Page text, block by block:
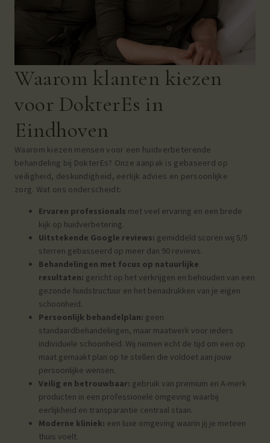
Waarom klanten kiezen
voor DokterEs in
Eindhoven
Waarom kiezen mensen voor een huidverbeterende
behandeling bij DokterEs? Onze aanpak is gebaseerd op
veiligheid, deskundigheid, eerlijk advies en persoonlijke
zorg. Wat ons onderscheidt:
Ervaren professionals met veel ervaring en een brede
kijk op huidverbetering.
Uitstekende Google reviews: gemiddeld scoren wij 5/5
sterren gebasseerd op meer dan 90 reviews.
Behandelingen met focus op natuurlijke
resultaten: gericht op het verkrijgen en behouden van een
gezonde huidstructuur en het benadrukken van je eigen
schoonheid.
Persoonlijk behandelplan: geen
standaardbehandelingen, maar maatwerk voor ieders
individuele schoonheid. Wij nemen echt de tijd om een op
maat gemaakt plan op te stellen die voldoet aan jouw
persoonlijke wensen.
Veilig en betrouwbaar: gebruik van premium en A-merk
producten in een professionele omgeving waarbij
eerlijkheid en transparantie centraal staan.
Moderne kliniek: een luxe omgeving waarin jij je meteen
thuis voelt.